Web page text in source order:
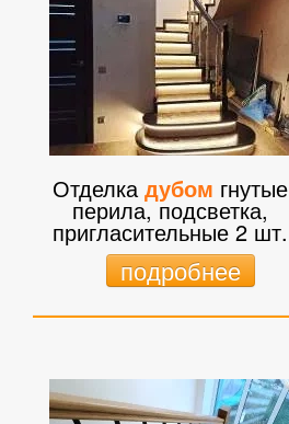
Отделкадубом гнутые
перила, подсветка,
пригласительные 2 шт.
подробнее